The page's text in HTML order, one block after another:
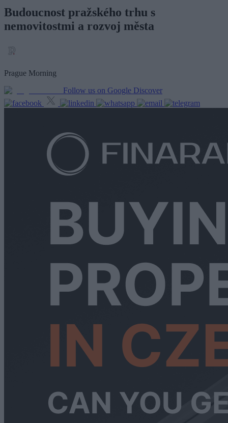
Budoucnost pražského trhu s
nemovitostmi a rozvoj města
Prague Morning
Follow us on Google Discover